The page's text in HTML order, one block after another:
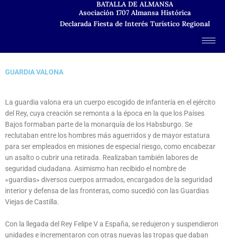
BATALLA DE ALMANSA
Asociación 1707 Almansa Histórica
Declarada Fiesta de Interés Turístico Regional
GUARDIA VALONA
La guardia valona era un cuerpo escogido de infantería en el ejército
del Rey, cuya creación se remonta a la época en la que los Países
Bajos formaban parte de la monarquía de los Habsburgo. Se
reclutaban entre los hombres más aguerridos y de mayor estatura
para ser empleados en misiones de especial riesgo, como encabezar
un asalto o cubrir una retirada. Realizaban también labores de
seguridad ciudadana. Asimismo han recibido el nombre de
«guardias» diversos cuerpos armados, encargados de la seguridad
interior y defensa de las fronteras, como sucedió con las Guardias
Viejas de Castilla.
Con la llegada del Rey Felipe V a España, se redujeron y suspendieron
unidades e incrementaron con otras nuevas las tropas que daban